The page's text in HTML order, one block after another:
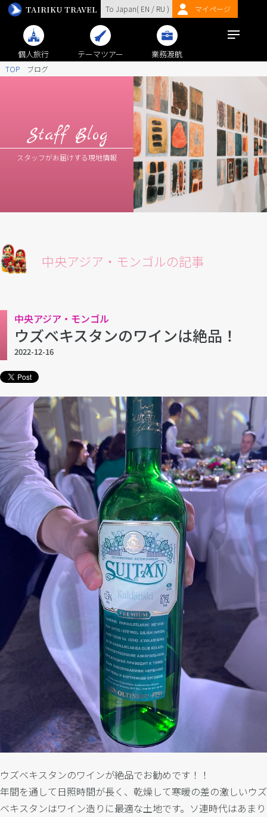
TAIRIKU TRAVEL To Japan( EN / RU ) マイページ
個人旅行 テーマツアー 業務渡航
TOP ブログ
Staff Blog
スタッフがお届けする現地情報
中央アジア・モンゴルの記事
中央アジア・モンゴル
ウズベキスタンのワインは絶品！
2022-12-16
ウズベキスタンのワインが絶品でお勧めです！！
年間を通して日照時間が長く、乾燥して寒暖の差の激しいウズ
ベキスタンはワイン造りに最適な土地です。ソ連時代はあまり